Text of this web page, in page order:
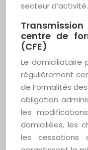
secteur d’activité.
centre de
(CFE)
Le domiciliataire
régulièrement
de Formalités
obligation
les
domiciliées, les
les cessations